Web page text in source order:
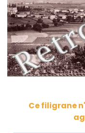
Ce filigrane